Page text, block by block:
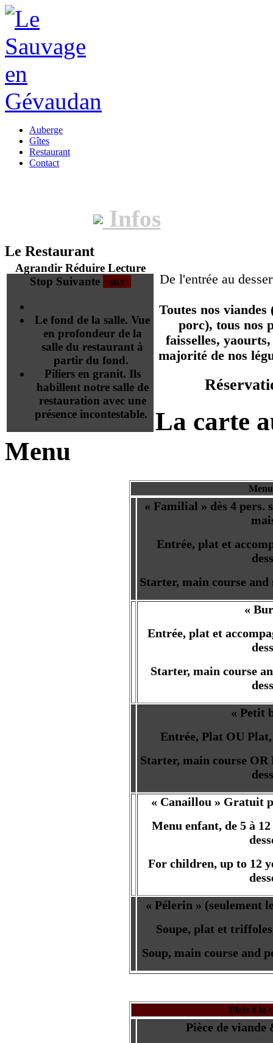
Auberge
Gîtes
Restaurant
Contact
Infos
Le Restaurant
Agrandir Réduire Lecture
Stop Suivante sur
Le fond de la salle. Vue
en profondeur de la
salle du restaurant à
partir du fond.
Piliers en granit. Ils
habillent notre salle de
restauration avec une
présence incontestable.
De l'entrée au
Toutes nos
porc), tous nos
faisselles,
majorité de nos
La carte
Menu
« Familial » dès 4 pers.
Entrée, plat et
Starter, main course and
«
Entrée, plat et
Starter, main course
« Petit
Entrée, Plat OU
Starter, main course OR
« Canaillou » Gratuit
Menu enfant, de 5 à
For children, up to 12
« Pélerin » (seulement
Soupe, plat et
Soup, main course and
Plats à la
Pièce de viande